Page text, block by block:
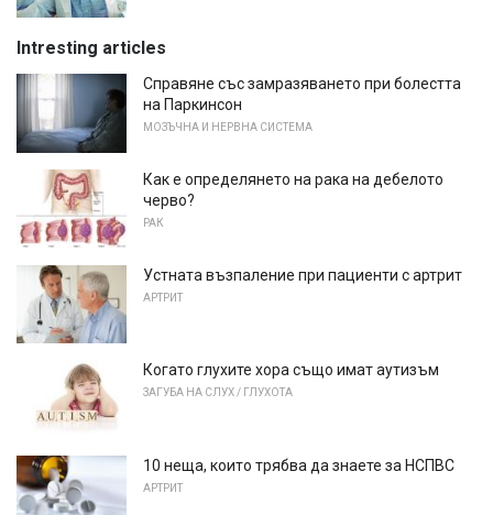
Intresting articles
Справяне със замразяването при болестта
на Паркинсон
МОЗЪЧНА И НЕРВНА СИСТЕМА
Как е определянето на рака на дебелото
черво?
РАК
Устната възпаление при пациенти с артрит
АРТРИТ
Когато глухите хора също имат аутизъм
ЗАГУБА НА СЛУХ / ГЛУХОТА
10 неща, които трябва да знаете за НСПВС
АРТРИТ